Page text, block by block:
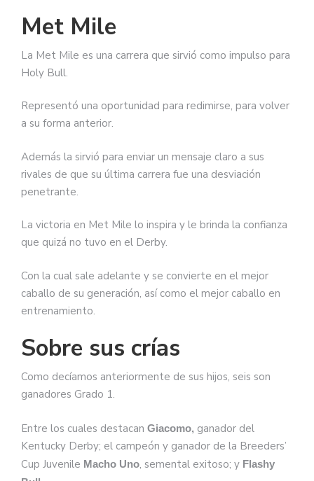
Met Mile
La Met Mile es una carrera que sirvió como impulso para
Holy Bull.
Representó una oportunidad para redimirse, para volver
a su forma anterior.
Además la sirvió para enviar un mensaje claro a sus
rivales de que su última carrera fue una desviación
penetrante.
La victoria en Met Mile lo inspira y le brinda la confianza
que quizá no tuvo en el Derby.
Con la cual sale adelante y se convierte en el mejor
caballo de su generación, así como el mejor caballo en
entrenamiento.
Sobre sus crías
Como decíamos anteriormente de sus hijos, seis son
ganadores Grado 1.
Entre los cuales destacan Giacomo, ganador del
Kentucky Derby; el campeón y ganador de la Breeders’
Cup Juvenile Macho Uno, semental exitoso; y Flashy